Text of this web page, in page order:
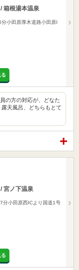
箱根湯本温泉
小田原厚木道路小田原I
の方の対応が、どなた
天風呂、どちらもとて
宮ノ下温泉
分小田原西ICより国道1号